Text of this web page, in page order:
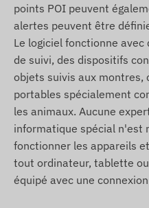
2G : Mondial
Options d’achat
En achetant
abonnement logiciel),
paramètres d’usine.
SIM et son entretien.
Avec abonnement
l’appareil est livré
Le client doit acheter
points POI peuvent
alertes peuvent être
Le logiciel fonctionne
de suivi, des dispositifs
objets suivis aux
portables spécialement
les animaux. Aucune
informatique spécial n'est
fonctionner les appareils
tout ordinateur, tablette
équipé avec une